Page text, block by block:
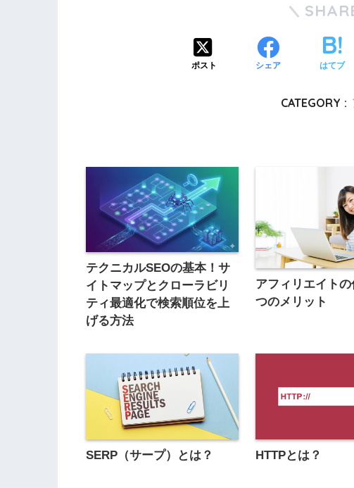
ポスト シェア はてブ
CATEGORY :
テクニカルSEOの基本！サ
イトマップとクローラビリ
ティ最適化で検索順位を上
げる方法
アフィリエイト
つのメリット
SERP（サープ）とは？ HTTPとは？